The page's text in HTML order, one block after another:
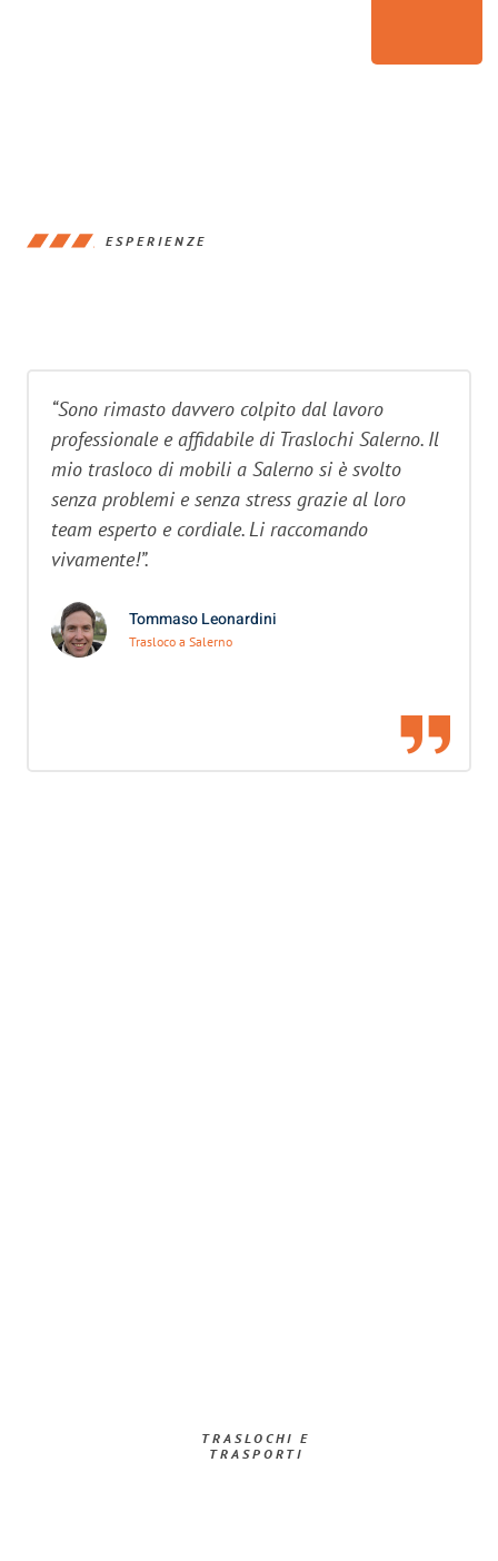
ESPERIENZE
“Sono rimasto davvero colpito dal lavoro
professionale e affidabile di Traslochi Salerno. Il
mio trasloco di mobili a Salerno si è svolto
senza problemi e senza stress grazie al loro
team esperto e cordiale. Li raccomando
vivamente!”.
Tommaso Leonardini
Trasloco a Salerno
TRASLOCHI E
TRASPORTI​